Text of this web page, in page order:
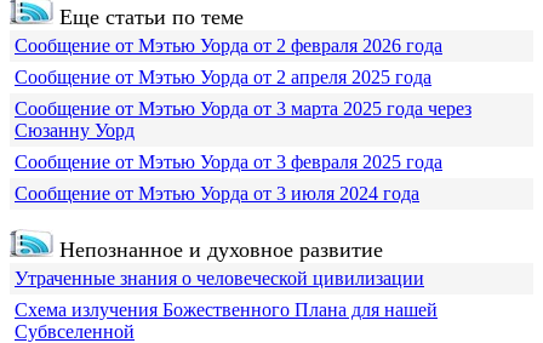
Еще статьи по теме
Сообщение от Мэтью Уорда от 2 февраля 2026 года
Сообщение от Мэтью Уорда от 2 апреля 2025 года
Сообщение от Мэтью Уорда от 3 марта 2025 года через
Сюзанну Уорд
Сообщение от Мэтью Уорда от 3 февраля 2025 года
Сообщение от Мэтью Уорда от 3 июля 2024 года
Непознанное и духовное развитие
Утраченные знания о человеческой цивилизации
Схема излучения Божественного Плана для нашей
Субвселенной